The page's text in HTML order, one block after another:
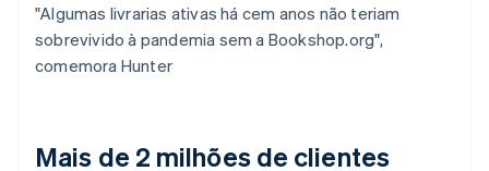
"Algumas livrarias ativas há cem anos não teriam
sobrevivido à pandemia sem a Bookshop.org",
comemora Hunter
Mais de 2 milhões de clientes